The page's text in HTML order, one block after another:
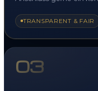
TRANSPARENT & FAIR
03